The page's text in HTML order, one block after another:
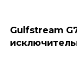
Gulfstream